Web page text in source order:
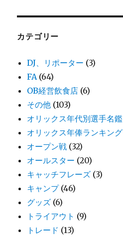
カテゴリー
DJ、リポーター (3)
FA (64)
OB経営飲食店 (6)
その他 (103)
オリックス年代別選手名鑑
オリックス年俸ランキング
オープン戦 (32)
オールスター (20)
キャッチフレーズ (3)
キャンプ(46)
グッズ (6)
トライアウト (9)
トレード (13)